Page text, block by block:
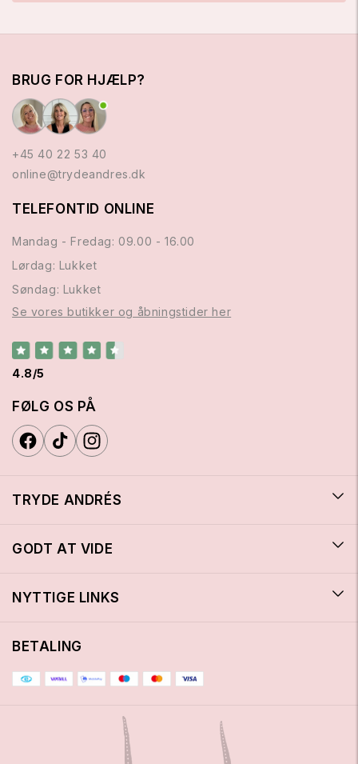
BRUG FOR HJÆLP?
+45 40 22 53 40
online@trydeandres.dk
TELEFONTID ONLINE
Mandag - Fredag: 09.00 - 16.00
Lørdag: Lukket
Søndag: Lukket
Se vores butikker og åbningstider her
4.8/5
FØLG OS PÅ
TRYDE ANDRÉS
GODT AT VIDE
NYTTIGE LINKS
BETALING